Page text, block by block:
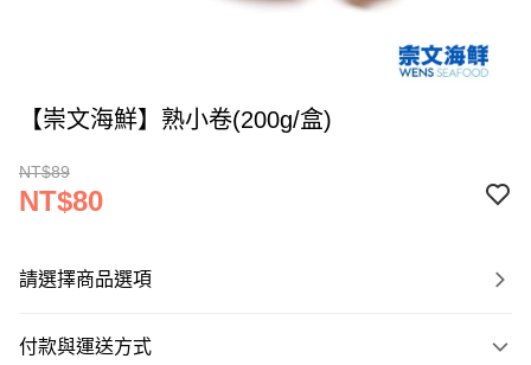
【崇文海鮮】熟小卷(200g/盒)
NT$89
NT$80
請選擇商品選項
付款與運送方式